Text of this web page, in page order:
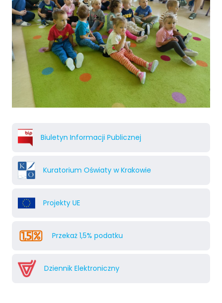
Biuletyn Informacji Publicznej
Kuratorium Oświaty w Krakowie
Projekty UE
Przekaż 1,5% podatku
Dziennik Elektroniczny